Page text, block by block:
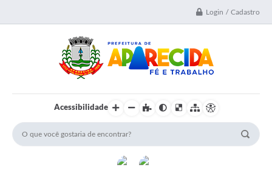
Login / Cadastro
Acessibilidade